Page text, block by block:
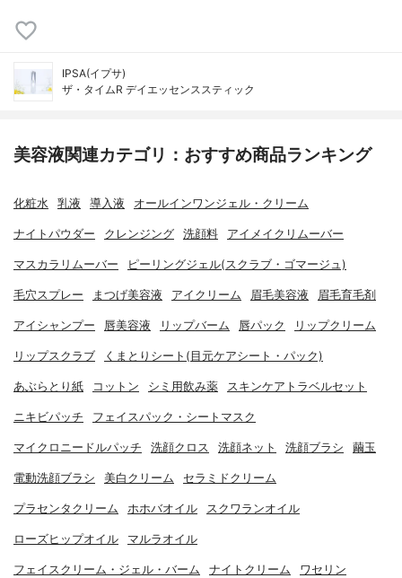
IPSA(イプサ)
ザ・タイムR デイエッセンススティック
美容液関連カテゴリ：おすすめ商品ランキング
化粧水 乳液 導入液 オールインワンジェル・クリーム
ナイトパウダー クレンジング 洗顔料 アイメイクリムーバー
マスカラリムーバー ピーリングジェル(スクラブ・ゴマージュ)
毛穴スプレー まつげ美容液 アイクリーム 眉毛美容液 眉毛育毛剤
アイシャンプー 唇美容液 リップバーム 唇パック リップクリーム
リップスクラブ くまとりシート(目元ケアシート・パック)
あぶらとり紙 コットン シミ用飲み薬 スキンケアトラベルセット
ニキビパッチ フェイスパック・シートマスク
マイクロニードルパッチ 洗顔クロス 洗顔ネット 洗顔ブラシ 繭玉
電動洗顔ブラシ 美白クリーム セラミドクリーム
プラセンタクリーム ホホバオイル スクワランオイル
ローズヒップオイル マルラオイル
フェイスクリーム・ジェル・バーム ナイトクリーム ワセリン